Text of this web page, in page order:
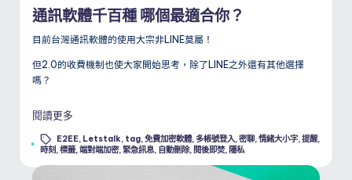
通訊軟體千百種 哪個最適合你？
目前台灣通訊軟體的使用大宗非LINE莫屬！
但2.0的收費機制也使大家開始思考，除了LINE之外還有其他選擇
嗎？
閱讀更多
Tags: E2EE, Letstalk, tag,免費加密軟體,多帳號登入,密聊,情緒大小字,提醒,
時刻 ,標籤,端對端加密, 緊急訊息, 自動刪除, 閱後即焚, 隱私